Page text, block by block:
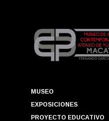
MUSEO
EXPOSICIONES
PROYECTO EDUCATIVO